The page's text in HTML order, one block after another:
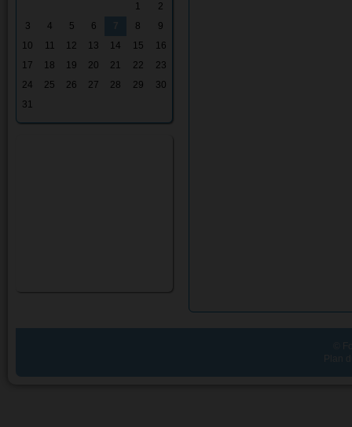
1
2
3
4 5 6 8
9
10
11 12 13 14 15
16
17
18 19 20 21 22
23
24
25 26 27 28 29
30
31